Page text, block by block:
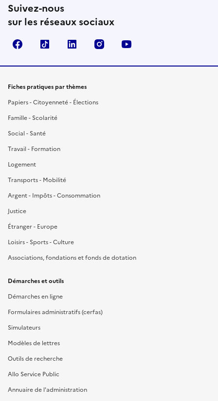
Suivez-nous
sur les réseaux sociaux
FacebookTikTok LinkedIn Instagram
Fiches pratiques par thèmes
Papiers - Citoyenneté - Élections
Famille - Scolarité
Social - Santé
Travail - Formation
Logement
Transports - Mobilité
Argent - Impôts - Consommation
Justice
Étranger - Europe
Loisirs - Sports - Culture
Associations, fondations et fonds de dotation
Démarches et outils
Démarches en ligne
Formulaires administratifs (cerfas)
Simulateurs
Modèles de lettres
Outils de recherche
Allo Service Public
Annuaire de l'administration